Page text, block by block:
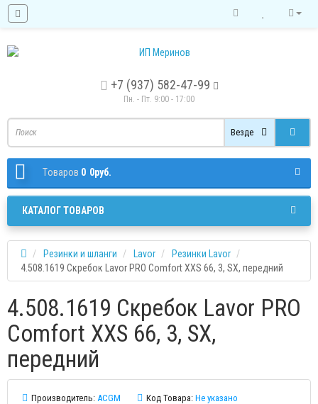
+7 (937) 582-47-99
Пн. - Пт. 9:00 - 17:00
Везде
Tоваров 0 0руб.
КАТАЛОГ ТОВАРОВ
Резинки и шланги Lavor
Резинки Lavor
4.508.1619 Скребок Lavor PRO Comfort XXS 66, 3, SX, передний
4.508.1619 Скребок Lavor PRO
Comfort XXS 66, 3, SX,
передний
Производитель: ACGM Код Товара: Не указано